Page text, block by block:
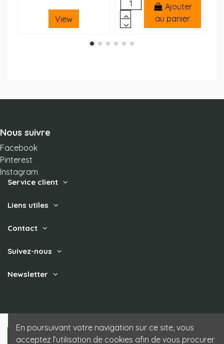
View
Ajouter
au panier
Nous suivre
Facebook
Pinterest
Instagram
Service client
Liens utiles
Contact
Suivez-nous
Newsletter
En poursuivant votre navigation sur ce site, vous
acceptez l’utilisation de cookies afin de vous procurer